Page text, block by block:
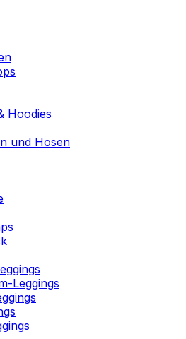
Hoodies
und Hosen
Leggings